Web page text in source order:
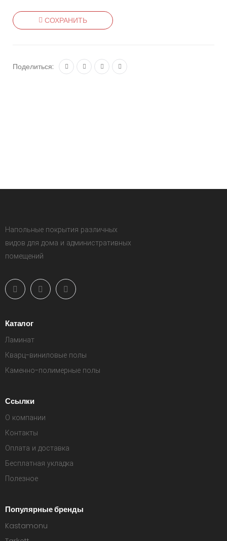
СОХРАНИТЬ
Поделиться:
Напольные покрытия различных
видов для дома и административных
помещений
Каталог
Ламинат
Кварц-виниловые полы
Каменно-полимерные полы
Ссылки
О компании
Контакты
Оплата и доставка
Бесплатная укладка
Полезное
Популярные бренды
Kastamonu